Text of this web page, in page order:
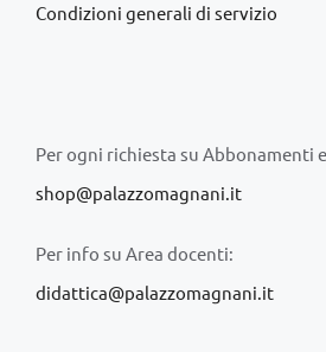
Condizioni generali di servizio
Per ogni richiesta su Abbonamenti
shop@palazzomagnani.it
Per info su Area docenti:
didattica@palazzomagnani.it